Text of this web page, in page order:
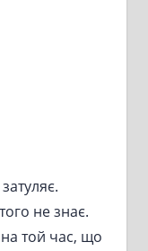
не знає.
на той час, що